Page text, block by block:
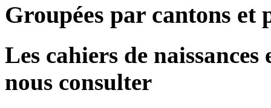
Groupées par cantons et
Les cahiers de
nous consulter